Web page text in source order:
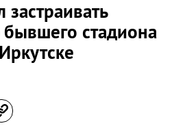
застраивать
стадиона